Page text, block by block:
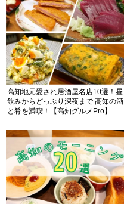
高知地元愛され居酒屋名店10選！昼
飲みからどっぷり深夜まで 高知の酒
と肴を満喫！【高知グルメPro】